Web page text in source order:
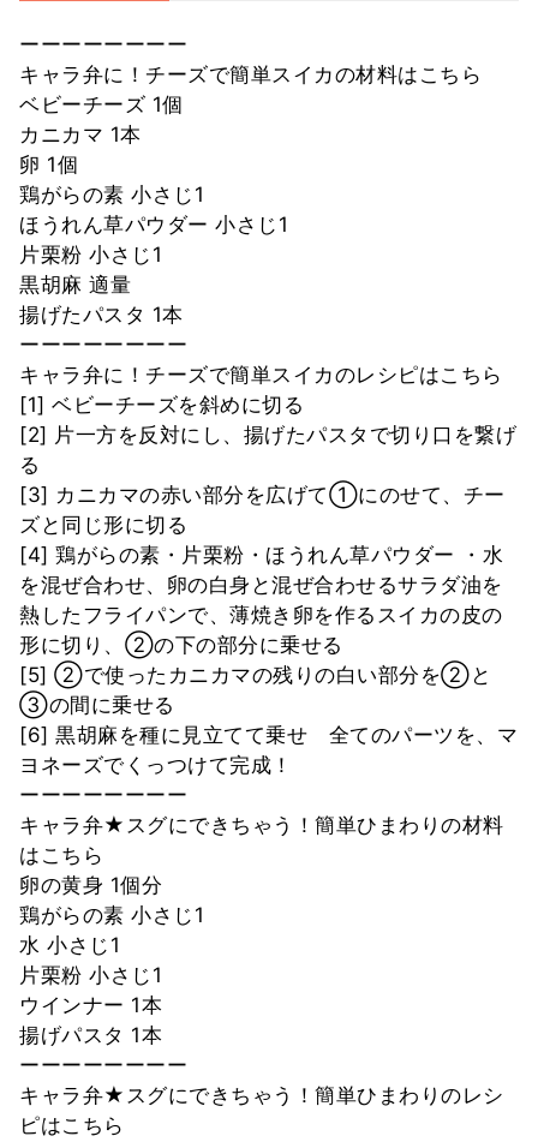
ーーーーーーーー
キャラ弁に！チーズで簡単スイカの材料はこちら
ベビーチーズ 1個
カニカマ 1本
卵 1個
鶏がらの素 小さじ1
ほうれん草パウダー 小さじ1
片栗粉 小さじ1
黒胡麻 適量
揚げたパスタ 1本
ーーーーーーーー
キャラ弁に！チーズで簡単スイカのレシピはこちら
[1] ベビーチーズを斜めに切る
[2] 片一方を反対にし、揚げたパスタで切り口を繋げ
る
[3] カニカマの赤い部分を広げて①にのせて、チー
ズと同じ形に切る
[4] 鶏がらの素・片栗粉・ほうれん草パウダー ・水
を混ぜ合わせ、卵の白身と混ぜ合わせるサラダ油を
熱したフライパンで、薄焼き卵を作るスイカの皮の
形に切り、②の下の部分に乗せる
[5] ②で使ったカニカマの残りの白い部分を②と
③の間に乗せる
[6] 黒胡麻を種に見立てて乗せ 全てのパーツを、マ
ヨネーズでくっつけて完成！
ーーーーーーーー
キャラ弁★スグにできちゃう！簡単ひまわりの材料
はこちら
卵の黄身 1個分
鶏がらの素 小さじ1
水 小さじ1
片栗粉 小さじ1
ウインナー 1本
揚げパスタ 1本
ーーーーーーーー
キャラ弁★スグにできちゃう！簡単ひまわりのレシ
ピはこちら